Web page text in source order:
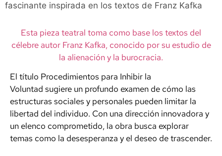
fascinante inspirada en los textos de Franz Kafka
Esta pieza teatral toma como base los textos del
célebre autor Franz Kafka, conocido por su estudio de
la alienación y la burocracia.
El título Procedimientos para Inhibir la
Voluntad sugiere un profundo examen de cómo las
estructuras sociales y personales pueden limitar la
libertad del individuo. Con una dirección innovadora y
un elenco comprometido, la obra busca explorar
temas como la desesperanza y el deseo de trascender.